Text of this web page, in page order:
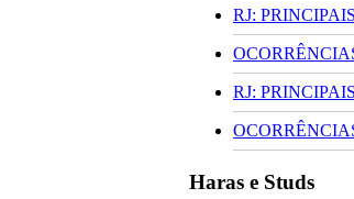
RJ:
RJ:
Haras e Studs